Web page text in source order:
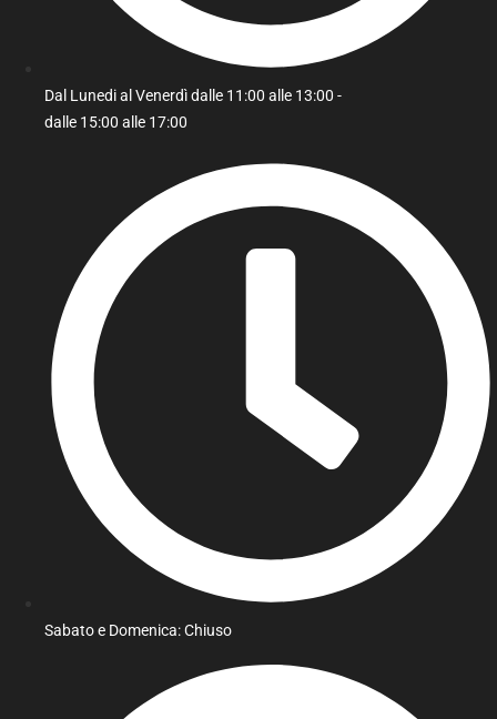
Dal Lunedi al Venerdì dalle 11:00 alle 13:00 -
dalle 15:00 alle 17:00
Sabato e Domenica: Chiuso